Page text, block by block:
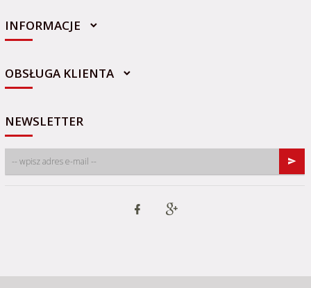
sklep@sportowo-medyczna.pl
INFORMACJE
OBSŁUGA KLIENTA
NEWSLETTER